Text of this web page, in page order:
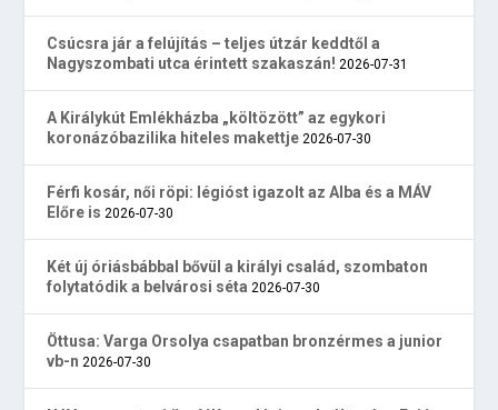
Csúcsra jár a felújítás – teljes útzár keddtől a
Nagyszombati utca érintett szakaszán! 2026-07-31
A Királykút Emlékházba „költözött” az egykori
koronázóbazilika hiteles makettje 2026-07-30
Férfi kosár, női röpi: légióst igazolt az Alba és a MÁV
Előre is 2026-07-30
Két új óriásbábbal bővül a királyi család, szombaton
folytatódik a belvárosi séta 2026-07-30
Öttusa: Varga Orsolya csapatban bronzérmes a junior
vb-n 2026-07-30